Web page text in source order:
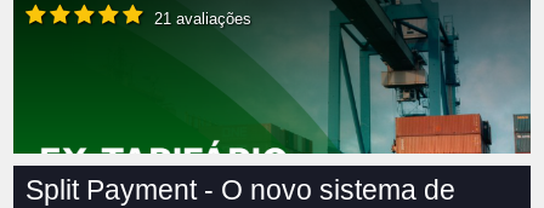
21 avaliações
Split Payment - O novo sistema de